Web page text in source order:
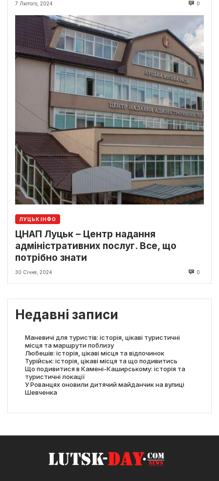
7 Лютого, 2024 0
ЛУЦЬК ІНФО
ЦНАП Луцьк – Центр надання
адміністративних послуг. Все, що
потрібно знати
30 Січня, 2024 0
Недавні записи
Маневичі для туристів: історія, цікаві туристичні
місця та маршрути поблизу
Любешів: історія, цікаві місця та відпочинок
Турійськ: історія, цікаві місця та що подивитись
Що подивитися в Камені-Каширському: історія та
туристичні локації
У Рованцях оновили дитячий майданчик на вулиці
Шевченка